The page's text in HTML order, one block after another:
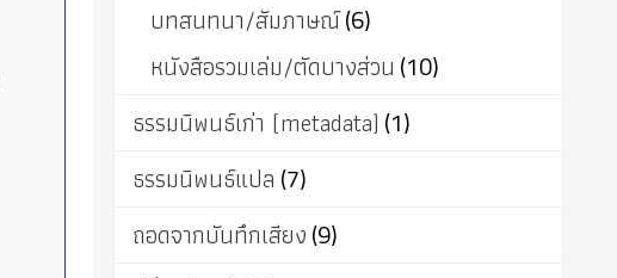
บทสนทนา/สัมภาษณ์(6)
หนังสือรวมเล่ม/ตัดบางส่วน (10)
ธรรมนิพนธ์เก่า (metadata) (1)
ธรรมนิพนธ์แปล (7)
ถอดจากบันทึกเสียง(9)